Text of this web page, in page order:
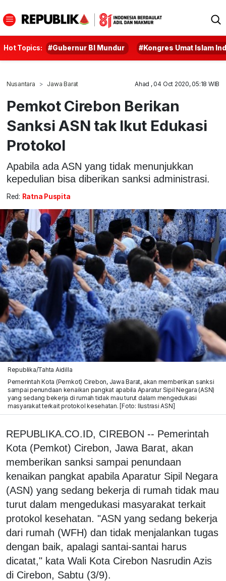
Hot Topics: #Gubernur BI Mundur #Kongres Umat Islam
Nusantara Jawa Barat Ahad , 04 Oct 2020, 05:18 WIB
Pemkot Cirebon Berikan
Sanksi ASN tak Ikut Edukasi
Protokol
Apabila ada ASN yang tidak menunjukkan
kepedulian bisa diberikan sanksi administrasi.
Red: Ratna Puspita
Republika/Tahta Aidilla
Pemerintah Kota (Pemkot) Cirebon, Jawa Barat, akan memberikan sanksi
sampai penundaan kenaikan pangkat apabila Aparatur Sipil Negara (ASN)
yang sedang bekerja di rumah tidak mau turut dalam mengedukasi
masyarakat terkait protokol kesehatan. [Foto: Ilustrasi ASN]
REPUBLIKA.CO.ID, CIREBON -- Pemerintah
Kota (Pemkot) Cirebon, Jawa Barat, akan
memberikan sanksi sampai penundaan
kenaikan pangkat apabila Aparatur Sipil Negara
(ASN) yang sedang bekerja di rumah tidak mau
turut dalam mengedukasi masyarakat terkait
protokol kesehatan. "ASN yang sedang bekerja
dari rumah (WFH) dan tidak menjalankan tugas
dengan baik, apalagi santai-santai harus
dicatat," kata Wali Kota Cirebon Nasrudin Azis
di Cirebon, Sabtu (3/9).